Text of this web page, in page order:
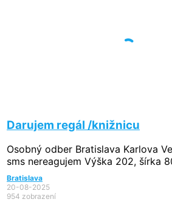
Darujem regál /knižnicu
Osobný odber Bratislava Karlova
sms nereagujem Výška 202, šírka
Bratislava
20-08-2025
954 zobrazení